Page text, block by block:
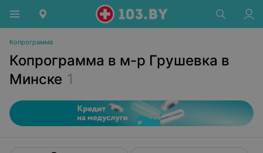
Копрограмма
Копрограмма в м-р Грушевка в
Минске 1